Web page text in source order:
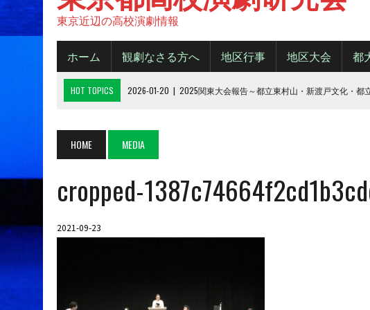
東京近辺の高校演劇情報
ホーム 観劇なさる方へ 地区行事 地区大会 都
HOT TOPICS 2026-01-20 | 2025関東大会報告～都立東村山・新渡戸文化・都
2025-10-14 | 2025年 都大会の観劇について
令和８年度城東地区新人デビューフェスティバル
HOME MEDIA
cropped-
2021-09-23